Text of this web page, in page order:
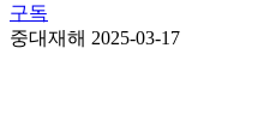
구독
중대재해 2025-03-17